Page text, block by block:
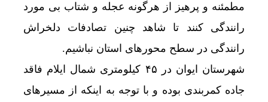
مطمئنه و پرهیز از هرگونه عجله و شتاب بی مورد
رانندگی کنند تا شاهد چنین تصادفات دلخراش
رانندگی در سطح محورهای استان نباشیم.
شهرستان ایوان در ۴۵ کیلومتری شمال ایلام فاقد
جاده کمربندی بوده و با توجه به اینکه از مسیرهای